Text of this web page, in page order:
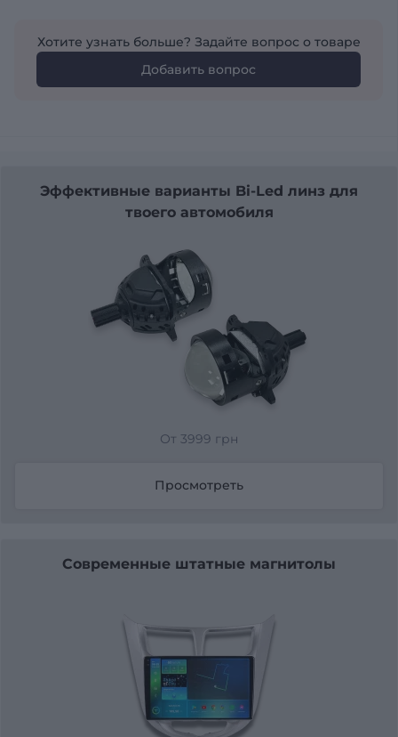
Хотите узнать больше? Задайте вопрос о товаре
Добавить вопрос
Эффективные варианты Bi-Led линз для
твоего автомобиля
От 3999 грн
Просмотреть
Современные штатные магнитолы